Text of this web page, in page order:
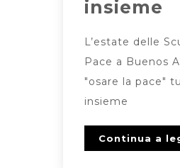
insieme
L’estate delle
Pace a Buenos
"osare la pace"
insieme
Continua a